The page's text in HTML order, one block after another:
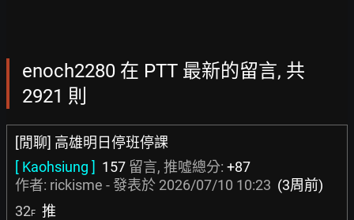
enoch2280 在 PTT 最新的留言, 共
2921 則
[閒聊] 高雄明日停班停課
[ Kaohsiung ] 157 留言, 推噓總分: +87
作者: rickisme - 發表於 2026/07/10 10:23 (3周前)
32F 推